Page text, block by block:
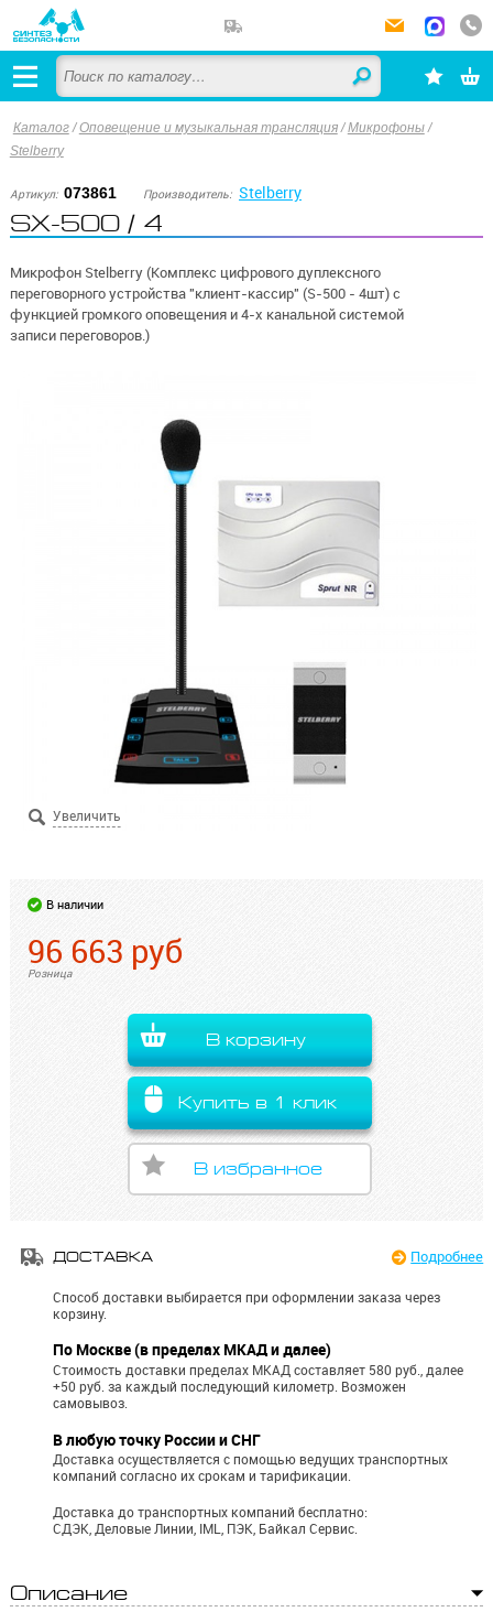
Каталог/Оповещение и музыкальная трансляция /Микрофоны /
Stelberry
Артикул: 073861 Производитель: Stelberry
SX-500 / 4
Микрофон Stelberry (Комплекс цифрового дуплексного
переговорного устройства "клиент-кассир" (S-500 - 4шт) с
функцией громкого оповещения и 4-х канальной системой
записи переговоров.)
В наличии
96 663 руб
Розница
В корзину
Купить в 1 клик
В избранное
ДОСТАВКА Подробнее
Способ доставки выбирается при оформлении заказа через
корзину.
По Москве (в пределах МКАД и далее)
Стоимость доставки пределах МКАД составляет 580 руб., далее
+50 руб. за каждый последующий километр. Возможен
самовывоз.
В любую точку России и СНГ
Доставка осуществляется с помощью ведущих транспортных
компаний согласно их срокам и тарификации.
Доставка до транспортных компаний бесплатно:
СДЭК, Деловые Линии, IML, ПЭК, Байкал Сервис.
Описание